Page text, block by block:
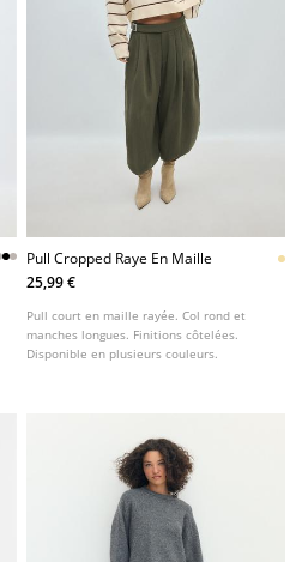
Pull Cropped Raye En Maille
25,99 €
Pull court en maille rayée. Col rond et
manches longues. Finitions côtelées.
Disponible en plusieurs couleurs.